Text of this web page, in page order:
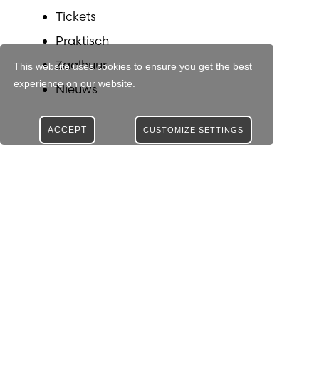
This website uses cookies to ensure you get the best
experience on our website.
CUSTOMIZE SETTINGS
ACCEPT
Tickets
Praktisch
Zaalhuur
Nieuws